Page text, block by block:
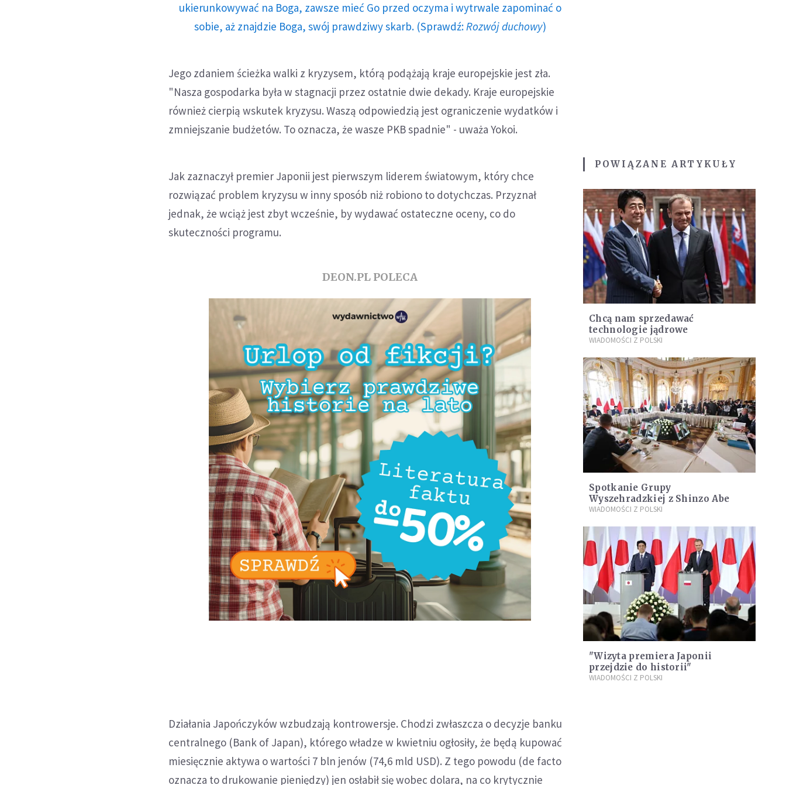
ukierunkowywać na Boga, zawsze mieć Go przed oczyma i wytrwale zapominać o
sobie, aż znajdzie Boga, swój prawdziwy skarb. (Sprawdź:Rozwój duchowy)
Jego zdaniem ścieżka walki z kryzysem, którą podążają kraje europejskie jest zła.
"Nasza gospodarka była w stagnacji przez ostatnie dwie dekady. Kraje europejskie
również cierpią wskutek kryzysu. Waszą odpowiedzią jest ograniczenie wydatków i
zmniejszanie budżetów. To oznacza, że wasze PKB spadnie" - uważa Yokoi.
Jak zaznaczył premier Japonii jest pierwszym liderem światowym, który chce
rozwiązać problem kryzysu w inny sposób niż robiono to dotychczas. Przyznał
jednak, że wciąż jest zbyt wcześnie, by wydawać ostateczne oceny, co do
skuteczności programu.
DEON.PL POLECA
Działania Japończyków wzbudzają kontrowersje. Chodzi zwłaszcza o decyzje banku
centralnego (Bank of Japan), którego władze w kwietniu ogłosiły, że będą kupować
miesięcznie aktywa o wartości 7 bln jenów (74,6 mld USD). Z tego powodu (de facto
oznacza to drukowanie pieniędzy) jen osłabił się wobec dolara, na co krytycznie
POWIĄZANE ARTYKUŁY
Chcą nam sprzedawać
technologie jądrowe
WIADOMOŚCI Z POLSKI
Spotkanie Grupy
Wyszehradzkiej z Shinzo Abe
WIADOMOŚCI Z POLSKI
"Wizyta premiera Japonii
przejdzie do historii"
WIADOMOŚCI Z POLSKI